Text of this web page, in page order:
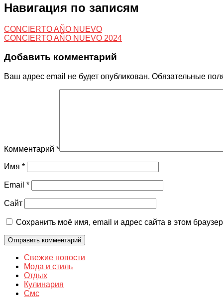
Навигация по записям
CONCIERTO AÑO NUEVO
CONCIERTO AÑO NUEVO 2024
Добавить комментарий
Ваш адрес email не будет опубликован. Обязательные
Комментарий *
Имя *
Email *
Сайт
Сохранить моё имя, email и адрес сайта в этом
Свежие новости
Мода и стиль
Отдых
Кулинария
Смс